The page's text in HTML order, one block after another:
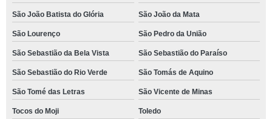
São João Batista do Glória São João da Mata
São Lourenço São Pedro da União
São Sebastião da Bela Vista São Sebastião do Paraíso
São Sebastião do Rio Verde São Tomás de Aquino
São Tomé das Letras São Vicente de Minas
Tocos do Moji Toledo